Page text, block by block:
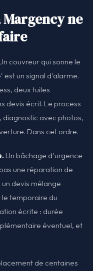
ne
couvreur qui sonne le
un signal d'alarme.
deux tuiles
devis écrit. Le process
avec photos,
Dans cet ordre.
Un bâchage d'urgence
une réparation de
devis mélange
temporaire du
écrite : durée
éventuel, et
de centaines